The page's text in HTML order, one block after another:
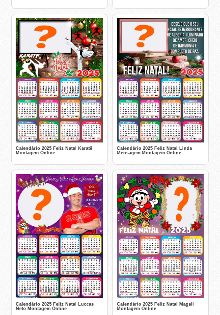
Calendário 2025 Feliz Natal Karatê
Montagem Online
Calendário 2025 Feliz Natal Linda
Mensagem Montagem Online
Calendário 2025 Feliz Natal Luccas
Neto Montagem Online
Calendário 2025 Feliz Natal Magali
Montagem Online